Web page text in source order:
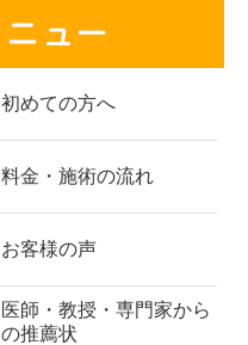
初めての方へ
料金・施術の流れ
お客様の声
医師・教授・専門家から
の推薦状